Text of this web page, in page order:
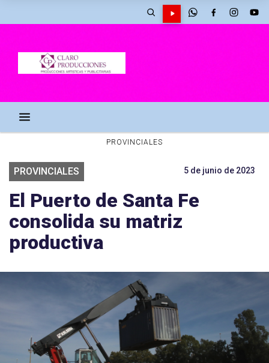
PROVINCIALES
PROVINCIALES 5 de junio de 2023
El Puerto de Santa Fe
consolida su matriz
productiva